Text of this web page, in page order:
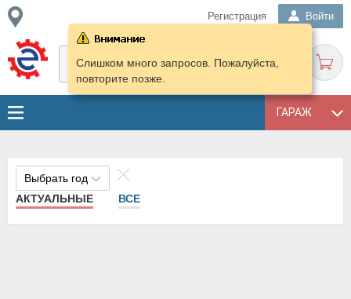
Регистрация Войти
ГАРАЖ
Слишком много запросов. Пожалуйста,
повторите позже.
Выбрать год
АКТУАЛЬНЫЕ
ВСЕ